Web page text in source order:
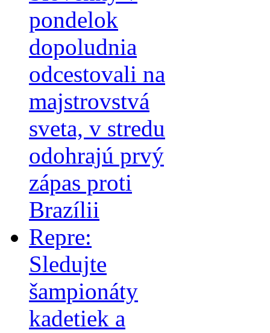
pondelok
dopoludnia
odcestovali na
majstrovstvá
sveta, v stredu
odohrajú prvý
zápas proti
Brazílii
Repre:
Sledujte
šampionáty
kadetiek a